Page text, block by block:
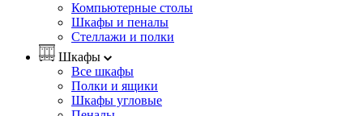
Компьютерные столы
Шкафы и пеналы
Стеллажи и полки
Шкафы
Все шкафы
Полки и ящики
Шкафы угловые